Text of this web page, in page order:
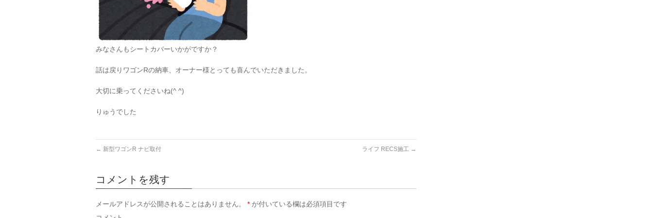
みなさんもシートカバーいかがですか？
話は戻りワゴンRの納車、オーナー様とっても喜んでいただきました。
大切に乗ってくださいね(^ ^)
りゅうでした
← 新型ワゴンR ナビ取付 ライフ RECS施工 →
コメントを残す
メールアドレスが公開されることはありません。 * が付いている欄は必須項目です